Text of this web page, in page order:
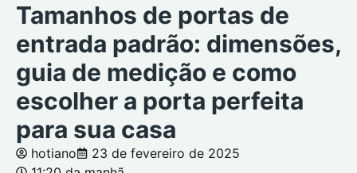
Tamanhos de portas de
entrada padrão: dimensões,
guia de medição e como
escolher a porta perfeita
para sua casa
hotiano
23 de fevereiro de 2025